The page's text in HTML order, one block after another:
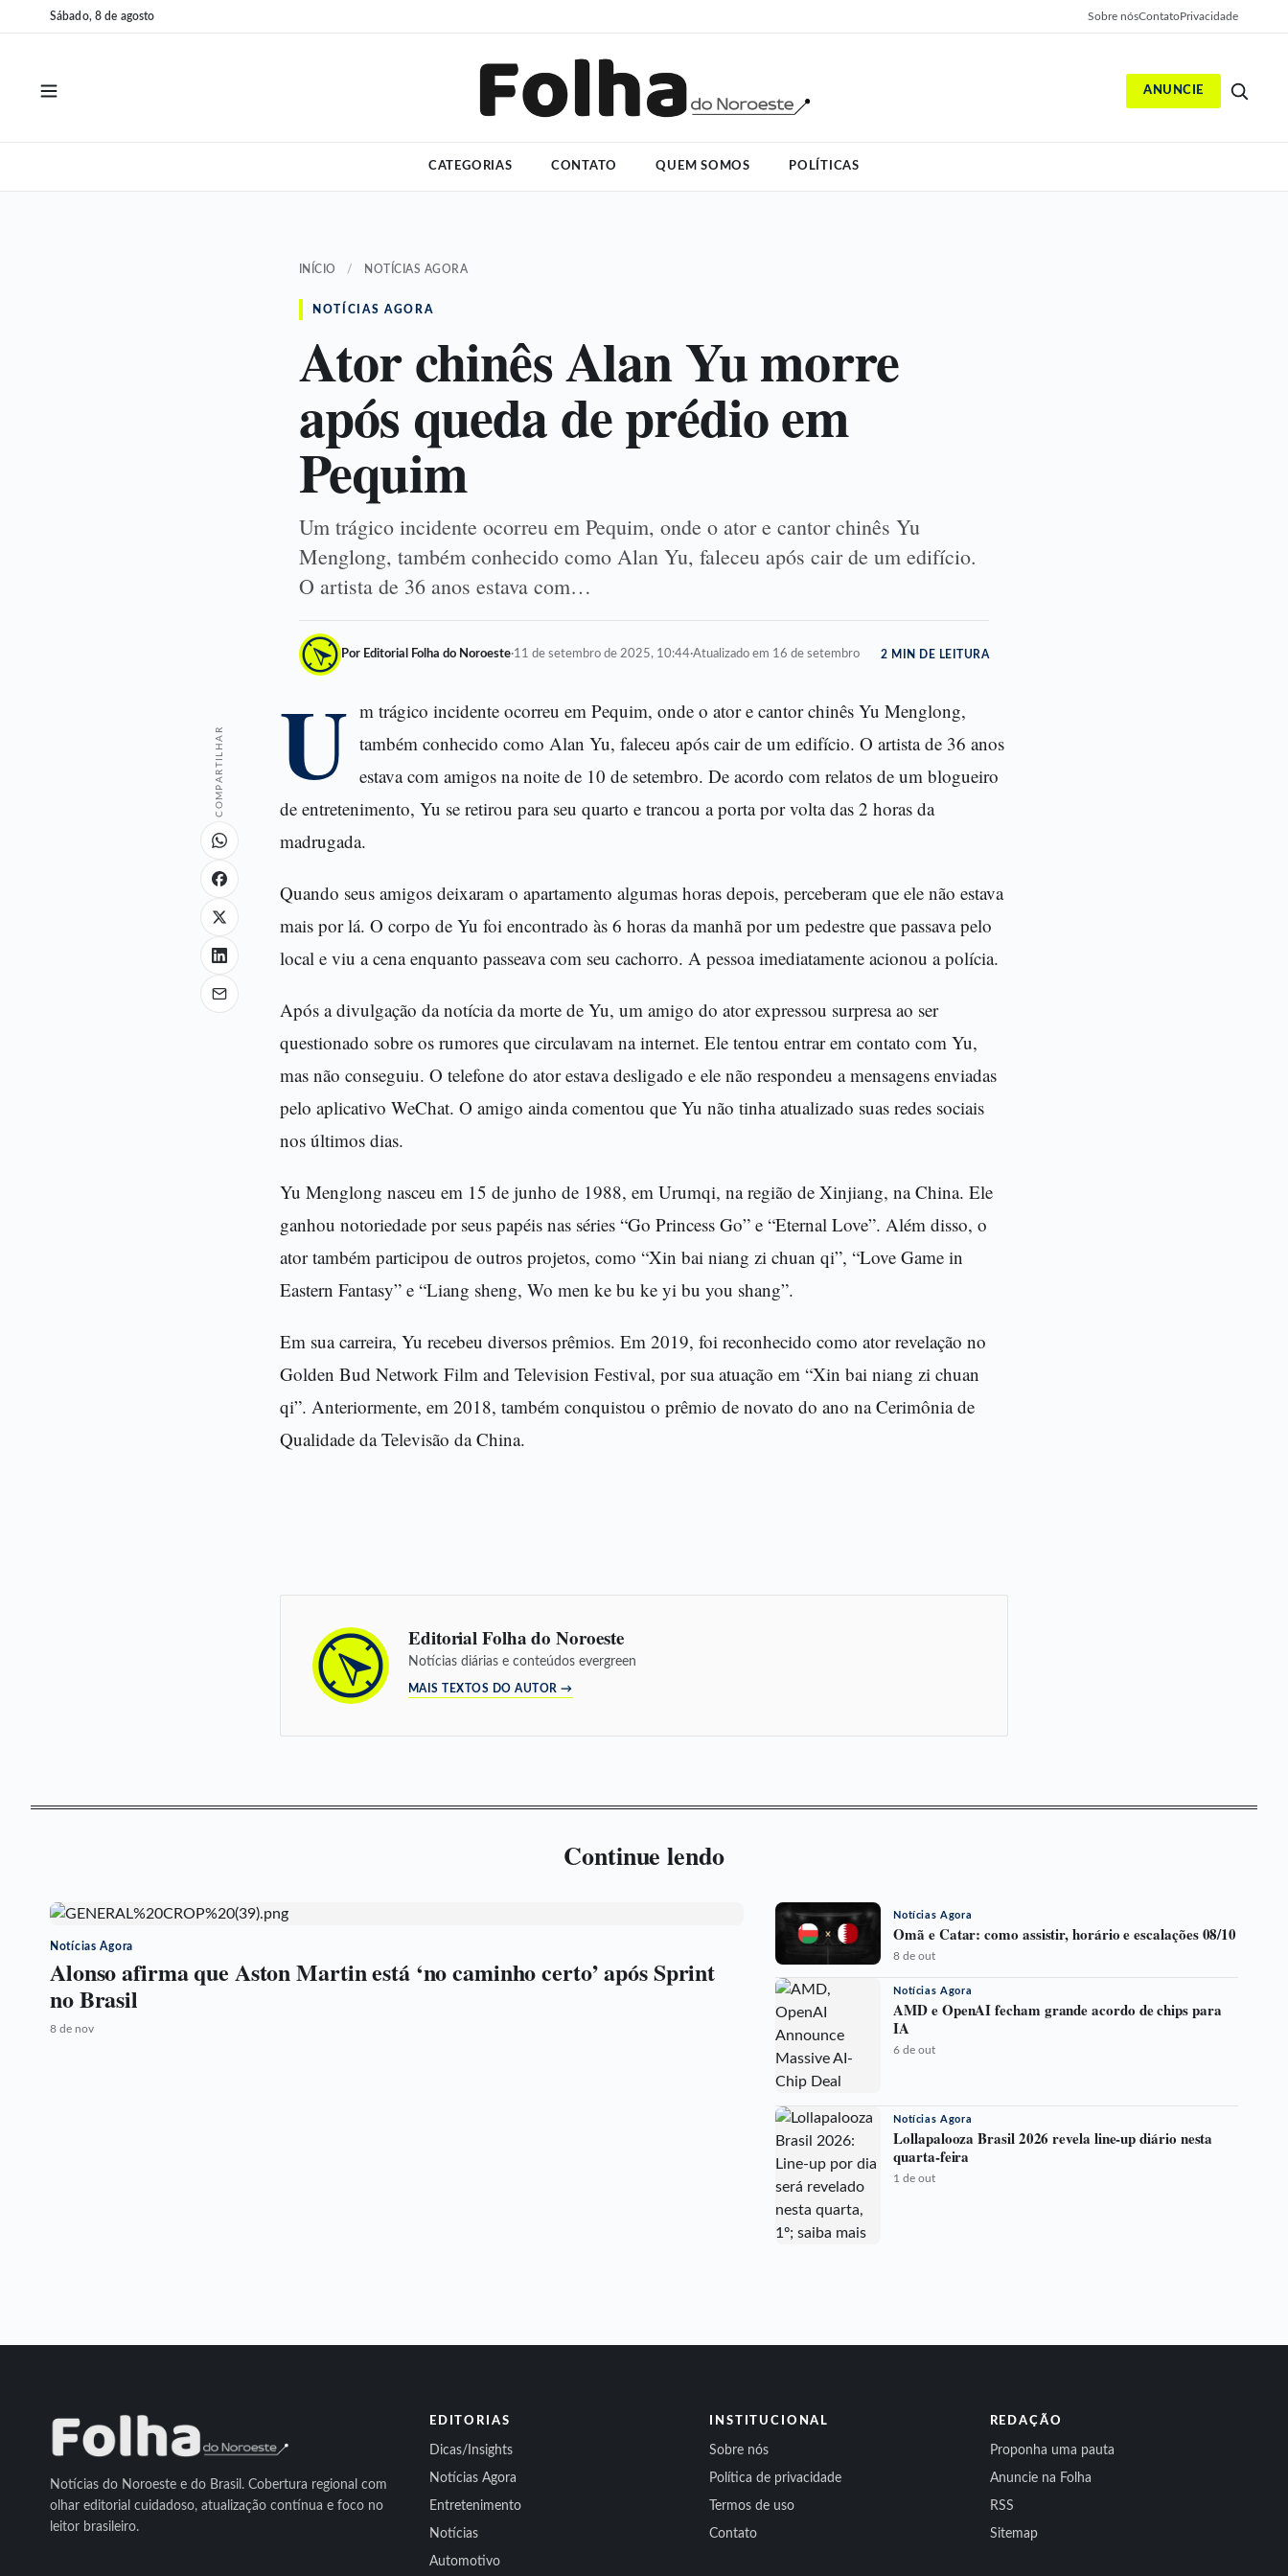
para
para
Sábado, 8 de agosto Sobre nósContatoPrivacidade
ANUNCIE
CATEGORIAS CONTATO QUEM SOMOS POLÍTICAS
INÍCIO / NOTÍCIAS AGORA
NOTÍCIAS AGORA
Ator chinês Alan Yu morre
após queda de prédio em
Pequim
Um trágico incidente ocorreu em Pequim, onde o ator e cantor chinês Yu
Menglong, também conhecido como Alan Yu, faleceu após cair de um edifício.
O artista de 36 anos estava com…
Por Editorial Folha do Noroeste·11 de setembro de 2025, 10:44·Atualizado em 16 de setembro 2 MIN DE LEITURA
COMPARTILHAR U m trágico incidente ocorreu em Pequim, onde o ator e cantor chinês Yu Menglong,
também conhecido como Alan Yu, faleceu após cair de um edifício. O artista de 36 anos
estava com amigos na noite de 10 de setembro. De acordo com relatos de um blogueiro
de entretenimento, Yu se retirou para seu quarto e trancou a porta por volta das 2 horas da
madrugada.
Quando seus amigos deixaram o apartamento algumas horas depois, perceberam que ele não estava
mais por lá. O corpo de Yu foi encontrado às 6 horas da manhã por um pedestre que passava pelo
local e viu a cena enquanto passeava com seu cachorro. A pessoa imediatamente acionou a polícia.
Após a divulgação da notícia da morte de Yu, um amigo do ator expressou surpresa ao ser
questionado sobre os rumores que circulavam na internet. Ele tentou entrar em contato com Yu,
mas não conseguiu. O telefone do ator estava desligado e ele não respondeu a mensagens enviadas
pelo aplicativo WeChat. O amigo ainda comentou que Yu não tinha atualizado suas redes sociais
nos últimos dias.
Yu Menglong nasceu em 15 de junho de 1988, em Urumqi, na região de Xinjiang, na China. Ele
ganhou notoriedade por seus papéis nas séries “Go Princess Go” e “Eternal Love”. Além disso, o
ator também participou de outros projetos, como “Xin bai niang zi chuan qi”, “Love Game in
Eastern Fantasy” e “Liang sheng, Wo men ke bu ke yi bu you shang”.
Em sua carreira, Yu recebeu diversos prêmios. Em 2019, foi reconhecido como ator revelação no
Golden Bud Network Film and Television Festival, por sua atuação em “Xin bai niang zi chuan
qi”. Anteriormente, em 2018, também conquistou o prêmio de novato do ano na Cerimônia de
Qualidade da Televisão da China.
Editorial Folha do Noroeste
Notícias diárias e conteúdos evergreen
MAIS TEXTOS DO AUTOR →
Continue lendo
Notícias Agora
Alonso afirma que Aston Martin está ‘no caminho certo’ após Sprint
no Brasil
8 de nov
Notícias Agora
Omã e Catar: como assistir, horário e escalações 08/10
8 de out
Notícias Agora
AMD e OpenAI fecham grande acordo de chips para
IA
6 de out
Notícias Agora
Lollapalooza Brasil 2026 revela line-up diário nesta
quarta-feira
1 de out
Notícias do Noroeste e do Brasil. Cobertura regional com
olhar editorial cuidadoso, atualização contínua e foco no
leitor brasileiro.
EDITORIAS
Dicas/Insights
Notícias Agora
Entretenimento
Notícias
Automotivo
INSTITUCIONAL
Sobre nós
Política de privacidade
Termos de uso
Contato
REDAÇÃO
Proponha uma pauta
Anuncie na Folha
RSS
Sitemap